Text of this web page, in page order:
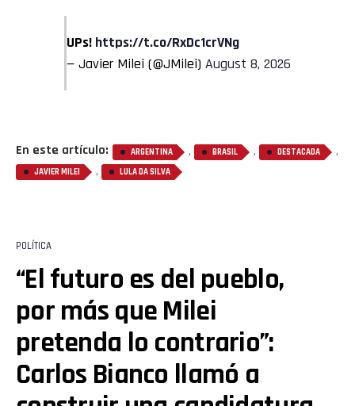
UPs! https://t.co/RxDc1crVNg
— Javier Milei (@JMilei) August 8, 2026
En este artículo: ARGENTINA , BRASIL , DESTACADA ,
JAVIER MILEI , LULA DA SILVA
POLÍTICA
“El futuro es del pueblo,
por más que Milei
pretenda lo contrario”:
Carlos Bianco llamó a